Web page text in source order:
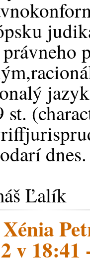
st.
dnes.
Ľalík
Xénia
v 18:41